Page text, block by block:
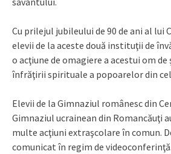
Cu prilejul jubileului de 90 de ani al lui
elevii de la aceste două instituţii de
o acţiune de omagiere a acestui om
înfrăţirii spirituale a popoarelor din
Elevii de la Gimnaziul românesc din
Gimnaziul ucrainean din Romancăuţi
multe acţiuni extraşcolare în comun.
comunicat în regim de